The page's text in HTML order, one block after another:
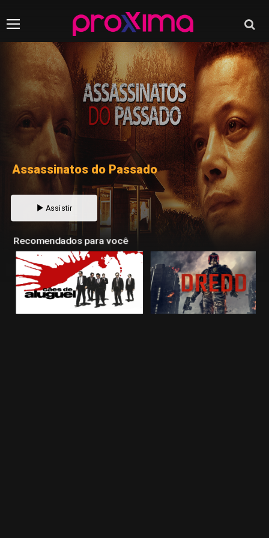
Assassinatos do Passado
Assistir
Recomendados para você